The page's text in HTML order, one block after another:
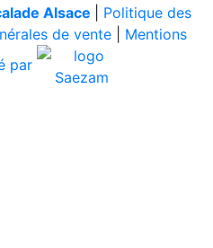
Alsace
Politique des
de vente| Mentions
par